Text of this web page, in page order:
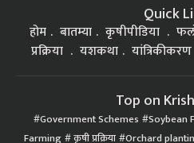
Quick
होम बातम्या कृषीपीडिया
प्रक्रिया
यशकथा यांत्रिकीकरण
Top on
Government Schemes Soybean
Farming कृषी प्रक्रिया Orchard